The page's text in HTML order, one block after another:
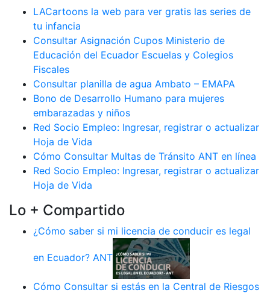
LACartoons la web para ver gratis las series de
tu infancia
Consultar Asignación Cupos Ministerio de
Educación del Ecuador Escuelas y Colegios
Fiscales
Consultar planilla de agua Ambato – EMAPA
Bono de Desarrollo Humano para mujeres
embarazadas y niños
Red Socio Empleo: Ingresar, registrar o actualizar
Hoja de Vida
Cómo Consultar Multas de Tránsito ANT en línea
Red Socio Empleo: Ingresar, registrar o actualizar
Hoja de Vida
Lo + Compartido
¿Cómo saber si mi licencia de conducir es legal
en Ecuador? ANT
Cómo Consultar si estás en la Central de Riesgos